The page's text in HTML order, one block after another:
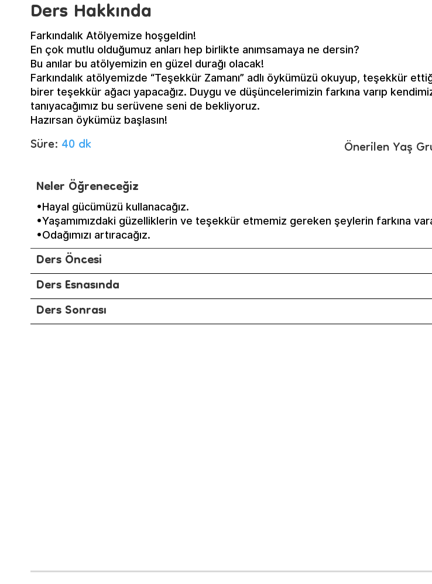
Ders Hakkında
Farkındalık Atölyemize hoşgeldin!
En çok mutlu olduğumuz anları hep birlikte anımsamaya ne dersin?
Bu anılar bu atölyemizin en güzel durağı olacak!
Farkındalık atölyemizde “Teşekkür Zamanı” adlı öykümüzü okuyup, teşekkür
birer teşekkür ağacı yapacağız. Duygu ve düşüncelerimizin farkına varıp
tanıyacağımız bu serüvene seni de bekliyoruz.
Hazırsan öykümüz başlasın!
Süre:40 dk Önerilen Yaş
Neler Öğreneceğiz
•Hayal gücümüzü kullanacağız.
•Yaşamımızdaki güzelliklerin ve teşekkür etmemiz gereken şeylerin farkına
•Odağımızı artıracağız.
Ders Öncesi
Ders Esnasında
Ders Sonrası